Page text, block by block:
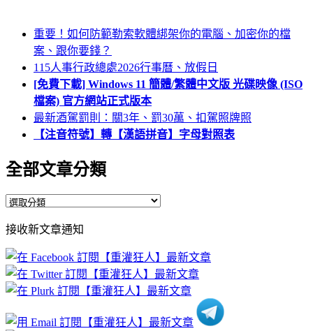
重要！如何防範勒索軟體綁架你的電腦、加密你的檔
案、跟你要錢？
115人事行政總處2026行事曆、放假日
[免費下載] Windows 11 簡體/繁體中文版 光碟映像 (ISO
檔案) 官方網站正式版本
最新酒駕罰則：關3年、罰30萬、扣駕照牌照
【注音符號】轉【漢語拼音】字母對照表
全部文章分類
全
文
章
分
類
接收新文章通知